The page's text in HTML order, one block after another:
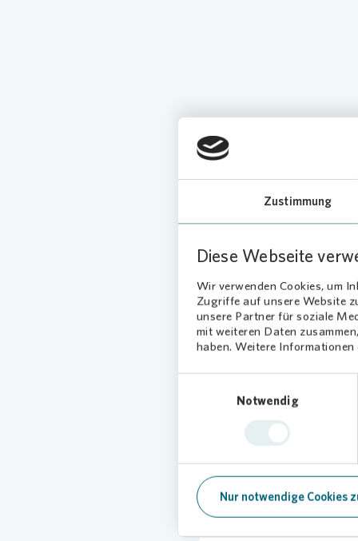
Zustimmung
Diese Webseite
Wir verwenden Cookies, um
Zugriffe auf unsere Website
unsere Partner für soziale
mit weiteren Daten
haben. Weitere Informationen
Notwendig
Nur notwendige Cookies